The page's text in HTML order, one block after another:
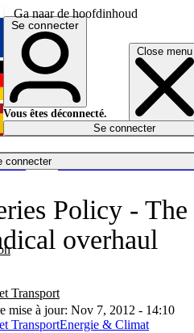
Ga naar de hoofdinhoud
Close menu
connecter
Transport
English
Deutsch
Español
Se connecter
Vous êtes déconnecté.
Se connecter
Policy - The
overhaul
mise à jour: Nov 7, 2012 - 14:10
TransportEnergie & Climat